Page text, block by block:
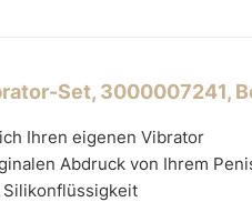
Set, 3000007241,
Ihren eigenen Vibrator
Abdruck von Ihrem